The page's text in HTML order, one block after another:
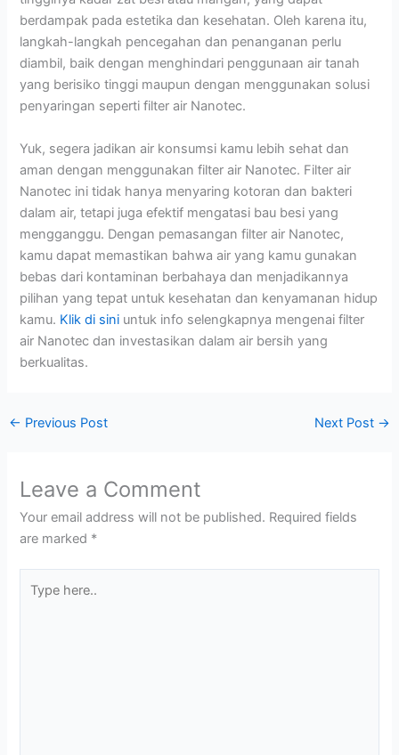
berdampak pada estetika dan kesehatan. Oleh karena itu,
langkah-langkah pencegahan dan penanganan perlu
diambil, baik dengan menghindari penggunaan air tanah
yang berisiko tinggi maupun dengan menggunakan solusi
penyaringan seperti filter air Nanotec.
Yuk, segera jadikan air konsumsi kamu lebih sehat dan
aman dengan menggunakan filter air Nanotec. Filter air
Nanotec ini tidak hanya menyaring kotoran dan bakteri
dalam air, tetapi juga efektif mengatasi bau besi yang
mengganggu. Dengan pemasangan filter air Nanotec,
kamu dapat memastikan bahwa air yang kamu gunakan
bebas dari kontaminan berbahaya dan menjadikannya
pilihan yang tepat untuk kesehatan dan kenyamanan hidup
kamu. Klik di sini untuk info selengkapnya mengenai filter
air Nanotec dan investasikan dalam air bersih yang
berkualitas.
← Previous Post Next Post →
Leave a Comment
Your email address will not be published. Required fields
are marked *
here..